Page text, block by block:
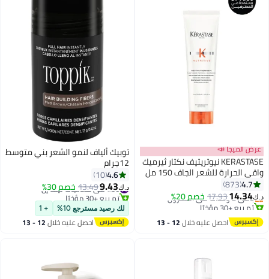
عرض الميجا 📣
KERASTASE نيوتريتيف نكتار ثيرميك
واقي الحرارة للشعر الجاف 150 مل
4.7
873
د.ك‏14.34
17.93خصم 20% باقي 2 وحدات في المخزون
تم بيع +30 مؤخرًا
باقي 2 وحدات في المخزون
احصل عليه خلال 12 - 13
توبيك ألياف لنمو الشعر بني متوسط
12جرام
4.6
10
د.ك‏9.43
13.49خصم 30% #36 في معالجات ليف إن
تم بيع +30 مؤخرًا
#36 في معالجات ليف إن
لك رصيد مسترجع 10% + 1
احصل عليه خلال 12 - 13